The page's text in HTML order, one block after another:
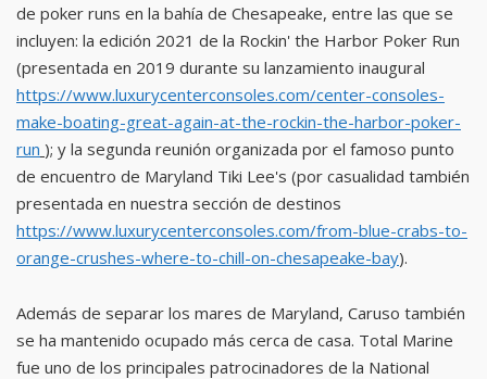
de poker runs en la bahía de Chesapeake, entre las que se
incluyen: la edición 2021 de la Rockin' the Harbor Poker Run
(presentada en 2019 durante su lanzamiento inaugural
https://www.luxurycenterconsoles.com/center-consoles-
make-boating-great-again-at-the-rockin-the-harbor-poker-
run ); y la segunda reunión organizada por el famoso punto
de encuentro de Maryland Tiki Lee's (por casualidad también
presentada en nuestra sección de destinos
https://www.luxurycenterconsoles.com/from-blue-crabs-to-
orange-crushes-where-to-chill-on-chesapeake-bay).
Además de separar los mares de Maryland, Caruso también
se ha mantenido ocupado más cerca de casa. Total Marine
fue uno de los principales patrocinadores de la National